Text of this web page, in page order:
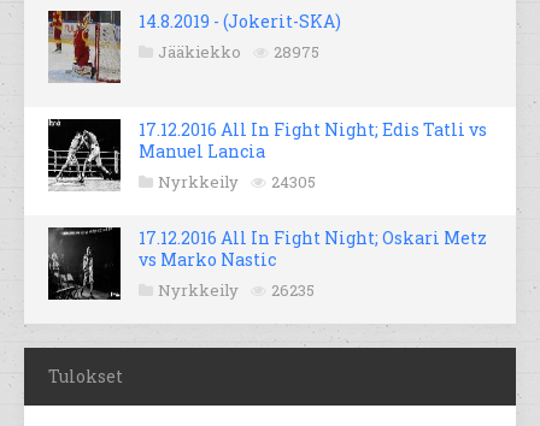
14.8.2019 - (Jokerit-SKA)
Jääkiekko 28975
17.12.2016 All In Fight Night; Edis Tatli vs
Manuel Lancia
Nyrkkeily 24305
17.12.2016 All In Fight Night; Oskari Metz
vs Marko Nastic
Nyrkkeily 26235
Tulokset